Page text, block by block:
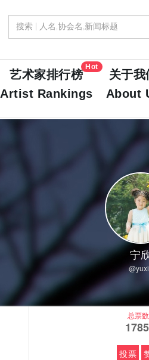
艺术家排行榜
Artist Rankings
Hot
关于我
About
宁
总票
投票